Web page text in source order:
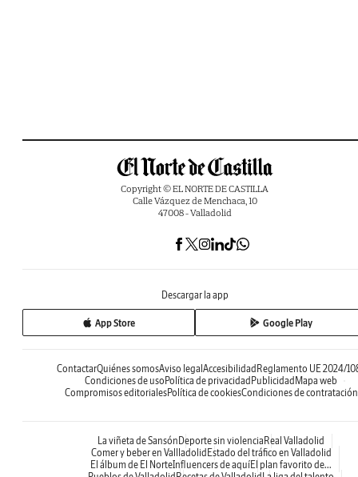
Copyright © EL NORTE DE CASTILLA
Calle Vázquez de Menchaca, 10
47008 - Valladolid
Descargar la app
App Store Google Play
ContactarQuiénes somosAviso legal Accesibilidad Reglamento UE 2024/
Condiciones de uso Política de privacidad Publicidad Mapa web
Compromisos editorialesPolítica de cookiesCondiciones de contratación
La viñeta de Sansón Deporte sin violencia Real Valladolid
Comer y beber en Vallladolid Estado del tráfico en Valladolid
El álbum de El NorteInfluencers de aquíEl plan favorito de...